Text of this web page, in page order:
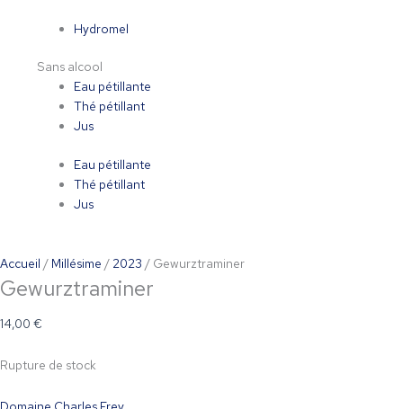
Hydromel
Sans alcool
Eau pétillante
Thé pétillant
Jus
Eau pétillante
Thé pétillant
Jus
Accueil / Millésime / 2023 / Gewurztraminer
Gewurztraminer
14,00 €
Rupture de stock